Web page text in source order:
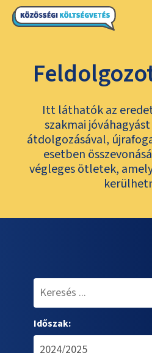
Itt láthatók az
szakmai
átdolgozásával,
esetben
végleges ötletek,
Időszak: